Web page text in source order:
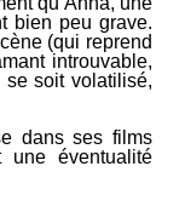
bien peu grave.
(qui reprend
introuvable,
se soit volatilisé,
dans ses films
une éventualité